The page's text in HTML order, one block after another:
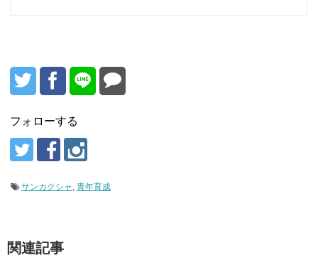
フォローする
サンカクシャ , 青年育成
関連記事